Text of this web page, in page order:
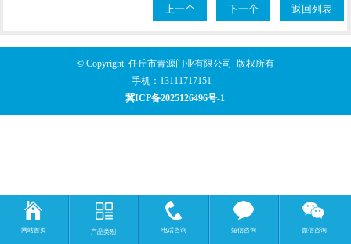
上一个 下一个 返回列表
© Copyright 任丘市青源门业有限公司 版权所有
手机： 13111717151
冀ICP备2025126496号-1
网站首页 产品类别 电话咨询 短信咨询 微信咨询